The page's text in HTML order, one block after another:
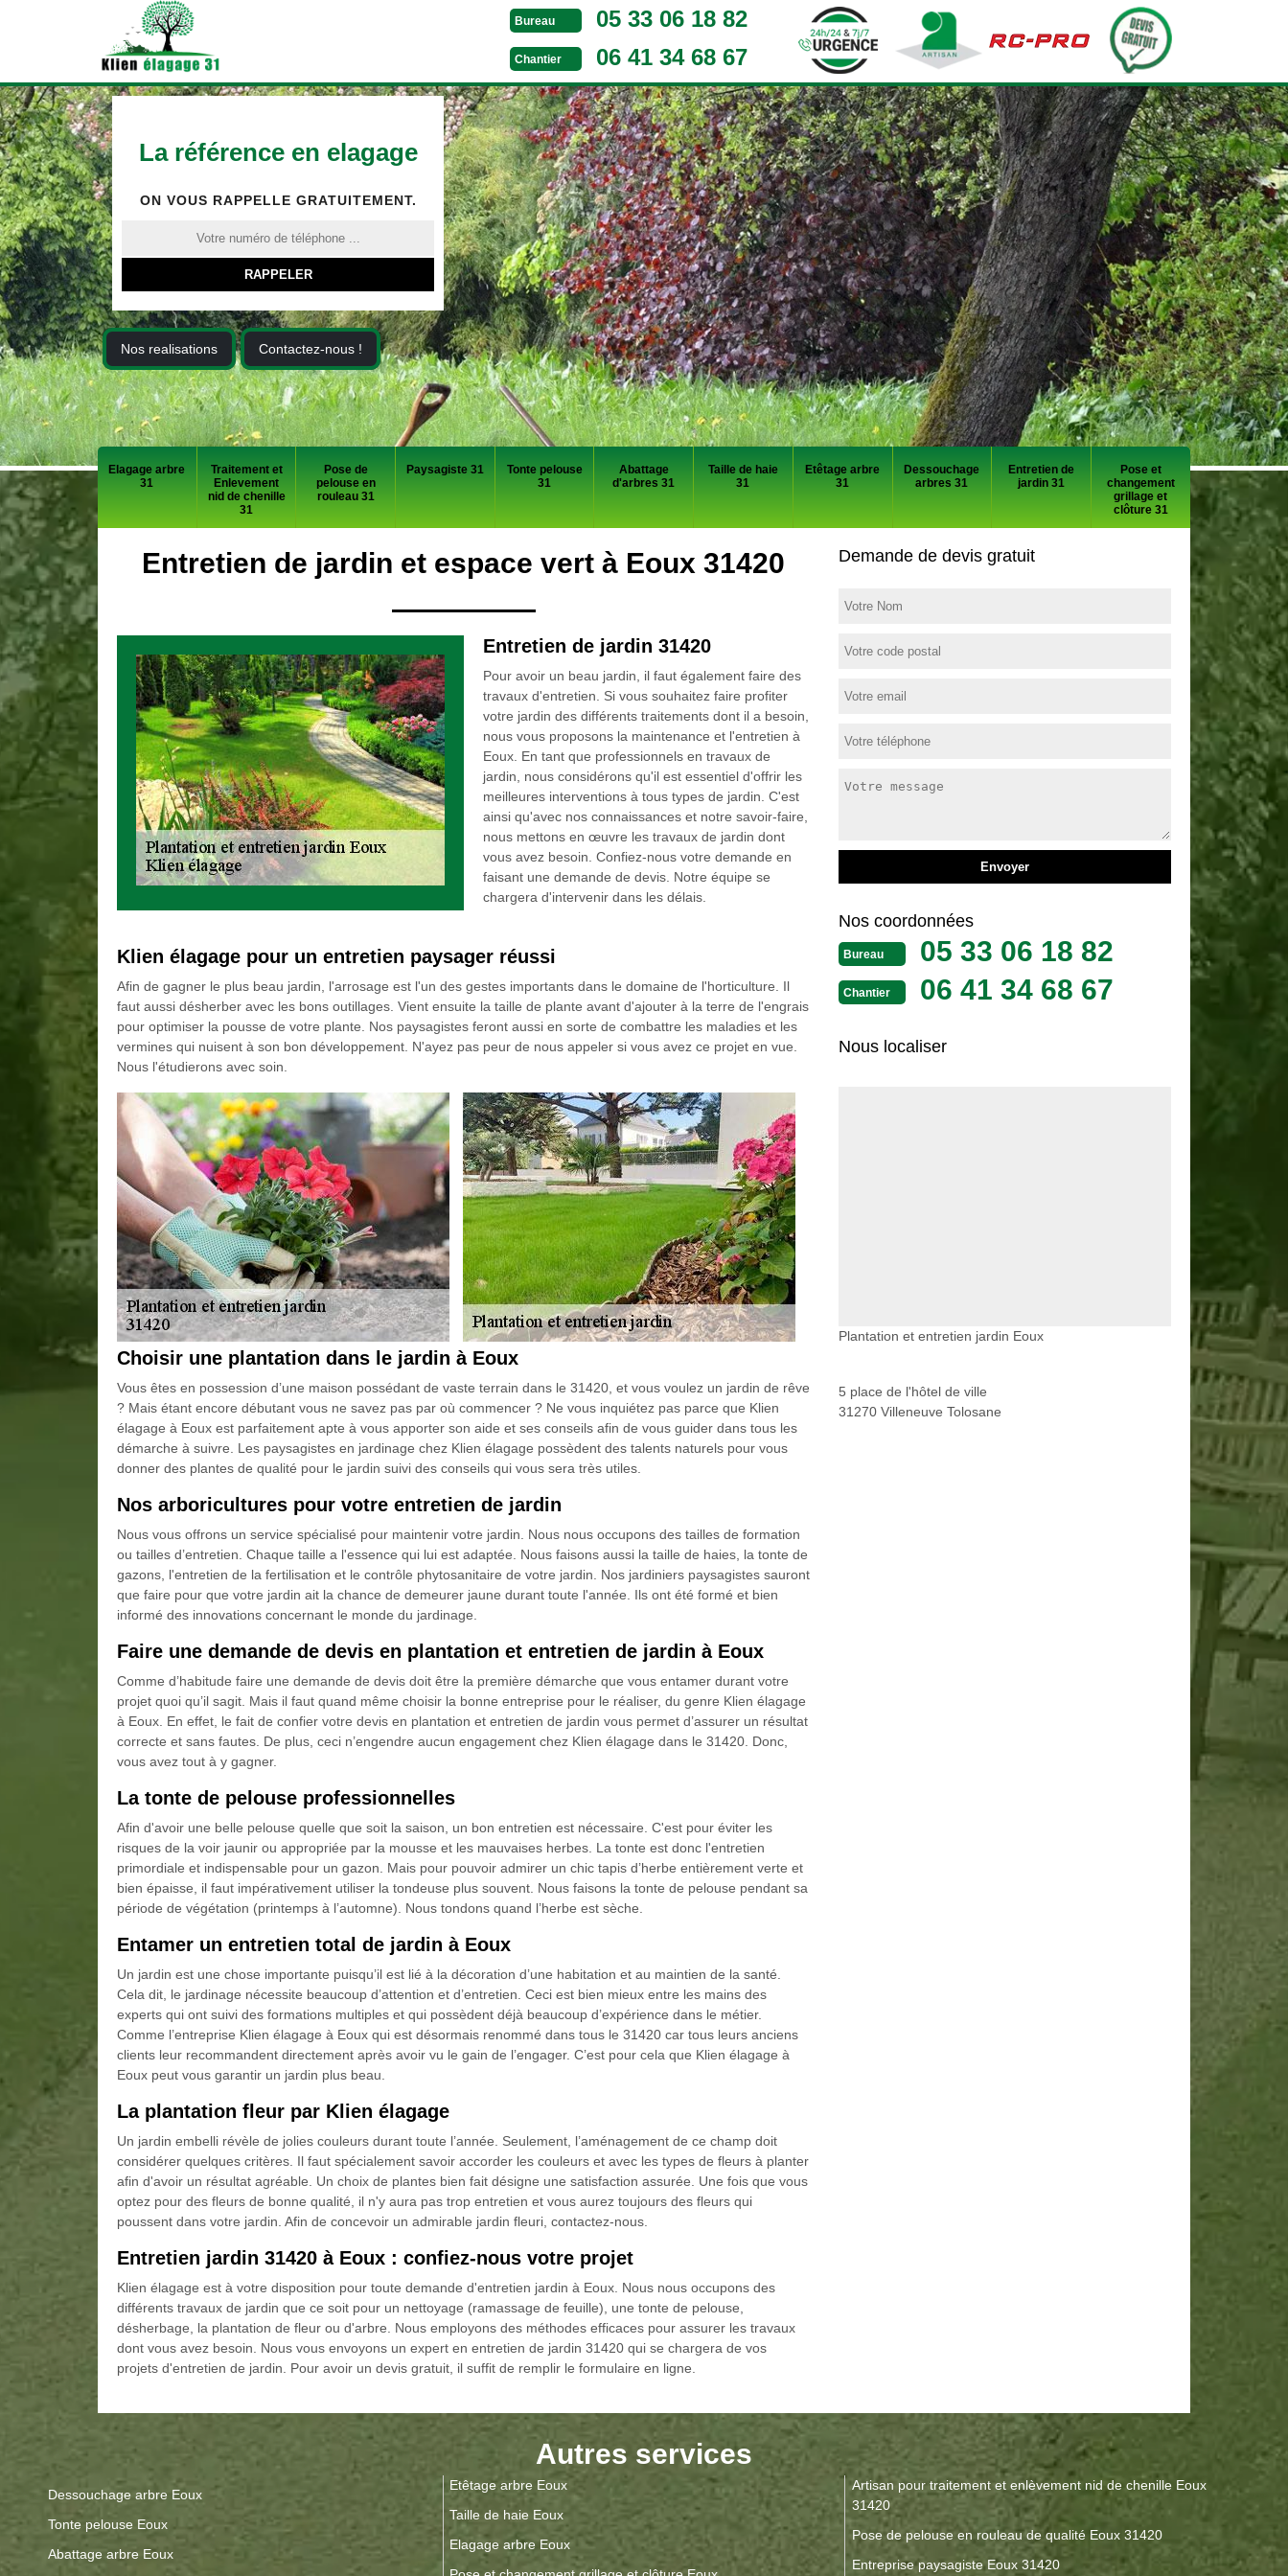
Bureau 05 33 06 18 82
Chantier 06 41 34 68 67
La référence en elagage
ON VOUS RAPPELLE GRATUITEMENT.
Nos realisations Contactez-nous !
Elagage arbre
31
Traitement et
Enlevement
nid de chenille
31
Pose de
pelouse en
rouleau 31
Paysagiste 31
Tonte pelouse
31
Abattage
d'arbres 31
Taille de haie
31
Etêtage arbre
31
Dessouchage
arbres 31
Entretien de
jardin 31
Pose et
changement
grillage et
clôture 31
Entretien de jardin et espace vert à Eoux 31420
Entretien de jardin 31420
Pour avoir un beau jardin, il faut également faire des
travaux d'entretien. Si vous souhaitez faire profiter
votre jardin des différents traitements dont il a besoin,
nous vous proposons la maintenance et l'entretien à
Eoux. En tant que professionnels en travaux de
jardin, nous considérons qu'il est essentiel d'offrir les
meilleures interventions à tous types de jardin. C'est
ainsi qu'avec nos connaissances et notre savoir-faire,
nous mettons en œuvre les travaux de jardin dont
vous avez besoin. Confiez-nous votre demande en
faisant une demande de devis. Notre équipe se
chargera d'intervenir dans les délais.
Klien élagage pour un entretien paysager réussi
Afin de gagner le plus beau jardin, l'arrosage est l'un des gestes importants dans le domaine de l'horticulture. Il
faut aussi désherber avec les bons outillages. Vient ensuite la taille de plante avant d'ajouter à la terre de l'engrais
pour optimiser la pousse de votre plante. Nos paysagistes feront aussi en sorte de combattre les maladies et les
vermines qui nuisent à son bon développement. N'ayez pas peur de nous appeler si vous avez ce projet en vue.
Nous l'étudierons avec soin.
Choisir une plantation dans le jardin à Eoux
Vous êtes en possession d’une maison possédant de vaste terrain dans le 31420, et vous voulez un jardin de rêve
? Mais étant encore débutant vous ne savez pas par où commencer ? Ne vous inquiétez pas parce que Klien
élagage à Eoux est parfaitement apte à vous apporter son aide et ses conseils afin de vous guider dans tous les
démarche à suivre. Les paysagistes en jardinage chez Klien élagage possèdent des talents naturels pour vous
donner des plantes de qualité pour le jardin suivi des conseils qui vous sera très utiles.
Nos arboricultures pour votre entretien de jardin
Nous vous offrons un service spécialisé pour maintenir votre jardin. Nous nous occupons des tailles de formation
ou tailles d’entretien. Chaque taille a l'essence qui lui est adaptée. Nous faisons aussi la taille de haies, la tonte de
gazons, l'entretien de la fertilisation et le contrôle phytosanitaire de votre jardin. Nos jardiniers paysagistes sauront
que faire pour que votre jardin ait la chance de demeurer jaune durant toute l'année. Ils ont été formé et bien
informé des innovations concernant le monde du jardinage.
Faire une demande de devis en plantation et entretien de jardin à Eoux
Comme d’habitude faire une demande de devis doit être la première démarche que vous entamer durant votre
projet quoi qu’il sagit. Mais il faut quand même choisir la bonne entreprise pour le réaliser, du genre Klien élagage
à Eoux. En effet, le fait de confier votre devis en plantation et entretien de jardin vous permet d’assurer un résultat
correcte et sans fautes. De plus, ceci n’engendre aucun engagement chez Klien élagage dans le 31420. Donc,
vous avez tout à y gagner.
La tonte de pelouse professionnelles
Afin d'avoir une belle pelouse quelle que soit la saison, un bon entretien est nécessaire. C'est pour éviter les
risques de la voir jaunir ou appropriée par la mousse et les mauvaises herbes. La tonte est donc l'entretien
primordiale et indispensable pour un gazon. Mais pour pouvoir admirer un chic tapis d’herbe entièrement verte et
bien épaisse, il faut impérativement utiliser la tondeuse plus souvent. Nous faisons la tonte de pelouse pendant sa
période de végétation (printemps à l’automne). Nous tondons quand l’herbe est sèche.
Entamer un entretien total de jardin à Eoux
Un jardin est une chose importante puisqu’il est lié à la décoration d’une habitation et au maintien de la santé.
Cela dit, le jardinage nécessite beaucoup d’attention et d’entretien. Ceci est bien mieux entre les mains des
experts qui ont suivi des formations multiples et qui possèdent déjà beaucoup d’expérience dans le métier.
Comme l’entreprise Klien élagage à Eoux qui est désormais renommé dans tous le 31420 car tous leurs anciens
clients leur recommandent directement après avoir vu le gain de l’engager. C’est pour cela que Klien élagage à
Eoux peut vous garantir un jardin plus beau.
La plantation fleur par Klien élagage
Un jardin embelli révèle de jolies couleurs durant toute l’année. Seulement, l’aménagement de ce champ doit
considérer quelques critères. Il faut spécialement savoir accorder les couleurs et avec les types de fleurs à planter
afin d'avoir un résultat agréable. Un choix de plantes bien fait désigne une satisfaction assurée. Une fois que vous
optez pour des fleurs de bonne qualité, il n'y aura pas trop entretien et vous aurez toujours des fleurs qui
poussent dans votre jardin. Afin de concevoir un admirable jardin fleuri, contactez-nous.
Entretien jardin 31420 à Eoux : confiez-nous votre projet
Klien élagage est à votre disposition pour toute demande d'entretien jardin à Eoux. Nous nous occupons des
différents travaux de jardin que ce soit pour un nettoyage (ramassage de feuille), une tonte de pelouse,
désherbage, la plantation de fleur ou d'arbre. Nous employons des méthodes efficaces pour assurer les travaux
dont vous avez besoin. Nous vous envoyons un expert en entretien de jardin 31420 qui se chargera de vos
projets d'entretien de jardin. Pour avoir un devis gratuit, il suffit de remplir le formulaire en ligne.
Demande de devis gratuit
Nos coordonnées
Bureau 05 33 06 18 82
Chantier 06 41 34 68 67
Nous localiser
Plantation et entretien jardin Eoux
5 place de l'hôtel de ville
31270 Villeneuve Tolosane
Autres services
Dessouchage arbre Eoux
Tonte pelouse Eoux
Abattage arbre Eoux
Etêtage arbre Eoux
Taille de haie Eoux
Elagage arbre Eoux
Artisan pour traitement et enlèvement nid de chenille Eoux
31420
Pose de pelouse en rouleau de qualité Eoux 31420
Entreprise paysagiste Eoux 31420